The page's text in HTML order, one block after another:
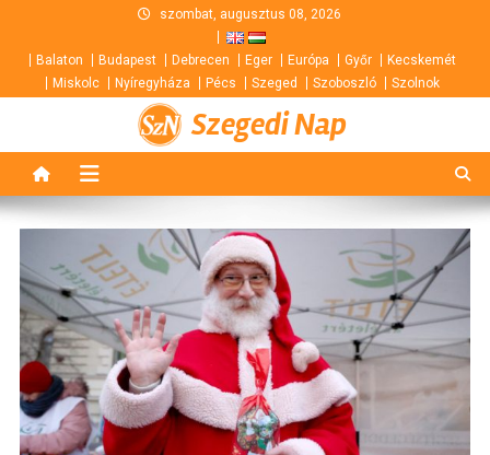
content
szombat, augusztus 08, 2026
Balaton Budapest Debrecen Eger Európa Győr
Kecskemét
Miskolc
Nyíregyháza Pécs Szeged Szoboszló Szolnok
Szegedi Nap